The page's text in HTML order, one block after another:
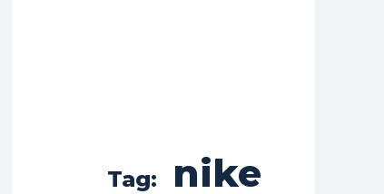
Tag: nike